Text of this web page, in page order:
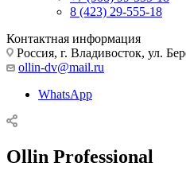
8 (423) 29-555-18
Контактная информация
Россия, г. Владивосток, ул.
ollin-dv@mail.ru
WhatsApp
Ollin Professional